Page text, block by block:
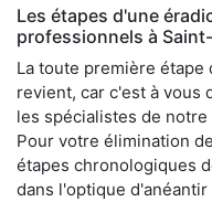
Les étapes d'une
professionnels à
La toute première
revient, car c'est à vous
les spécialistes de notre
Pour votre élimination
étapes chronologiques
dans l'optique